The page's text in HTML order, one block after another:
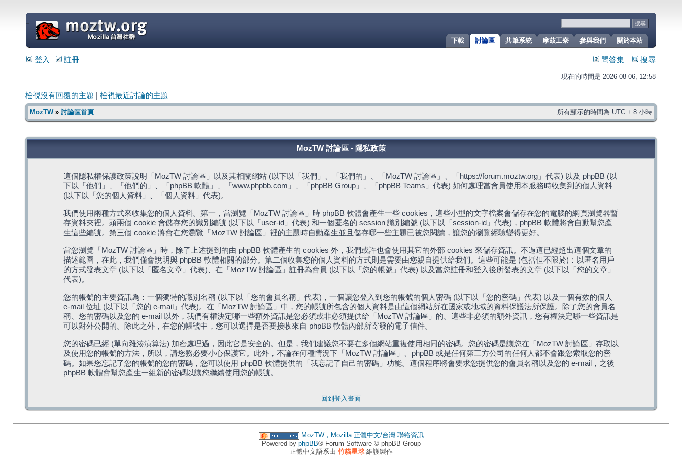
關於本站
參與我們
摩茲工寮
共筆系統
討論區
下載
=
登入 註冊 問答集 搜尋
現在的時間是 2026-08-06, 12:58
檢視沒有回覆的主題 檢視最近討論的主題
MozTW» 討論區首頁 所有顯示的時間為 UTC + 8 小時
MozTW 討論區 - 隱私政策
這個隱私權保護政策說明「MozTW 討論區」以及其相關網站 (以下以「我們」、「我們的」、「MozTW 討論區」、「https://forum.moztw.org」代表) 以及 phpBB (以
下以「他們」、「他們的」、「phpBB 軟體」、「www.phpbb.com」、「phpBB Group」、「phpBB Teams」代表) 如何處理當會員使用本服務時收集到的個人資料
(以下以「您的個人資料」、「個人資料」代表)。
我們使用兩種方式來收集您的個人資料。第一，當瀏覽「MozTW 討論區」時 phpBB 軟體會產生一些 cookies，這些小型的文字檔案會儲存在您的電腦的網頁瀏覽器暫
存資料夾裡。頭兩個 cookie 會儲存您的識別編號 (以下以「user-id」代表) 和一個匿名的 session 識別編號 (以下以「session-id」代表)，phpBB 軟體將會自動幫您產
生這些編號。第三個 cookie 將會在您瀏覽「MozTW 討論區」裡的主題時自動產生並且儲存哪一些主題已被您閱讀，讓您的瀏覽經驗變得更好。
當您瀏覽「MozTW 討論區」時，除了上述提到的由 phpBB 軟體產生的 cookies 外，我們或許也會使用其它的外部 cookies 來儲存資訊。不過這已經超出這個文章的
描述範圍，在此，我們僅會說明與 phpBB 軟體相關的部分。第二個收集您的個人資料的方式則是需要由您親自提供給我們。這些可能是 (包括但不限於)：以匿名用戶
的方式發表文章 (以下以「匿名文章」代表)、在「MozTW 討論區」註冊為會員 (以下以「您的帳號」代表) 以及當您註冊和登入後所發表的文章 (以下以「您的文章」
代表)。
您的帳號的主要資訊為：一個獨特的識別名稱 (以下以「您的會員名稱」代表)，一個讓您登入到您的帳號的個人密碼 (以下以「您的密碼」代表) 以及一個有效的個人
e-mail 位址 (以下以「您的 e-mail」代表)。在「MozTW 討論區」中，您的帳號所包含的個人資料是由這個網站所在國家或地域的資料保護法所保護。除了您的會員名
稱、您的密碼以及您的 e-mail 以外，我們有權決定哪一些額外資訊是您必須或非必須提供給「MozTW 討論區」的。這些非必須的額外資訊，您有權決定哪一些資訊是
可以對外公開的。除此之外，在您的帳號中，您可以選擇是否要接收來自 phpBB 軟體內部所寄發的電子信件。
您的密碼已經 (單向雜湊演算法) 加密處理過，因此它是安全的。但是，我們建議您不要在多個網站重複使用相同的密碼。您的密碼是讓您在「MozTW 討論區」存取以
及使用您的帳號的方法，所以，請您務必要小心保護它。此外，不論在何種情況下「MozTW 討論區」、phpBB 或是任何第三方公司的任何人都不會跟您索取您的密
碼。如果您忘記了您的帳號的您的密碼，您可以使用 phpBB 軟體提供的「我忘記了自己的密碼」功能。這個程序將會要求您提供您的會員名稱以及您的 e-mail，之後
phpBB 軟體會幫您產生一組新的密碼以讓您繼續使用您的帳號。
回到登入畫面
MozTW，Mozilla 正體中文/台灣 聯絡資訊
Powered by phpBB® Forum Software © phpBB Group
正體中文語系由 竹貓星球維護製作